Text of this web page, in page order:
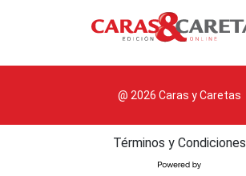
@ 2026 Caras y Caretas
Términos y Condiciones